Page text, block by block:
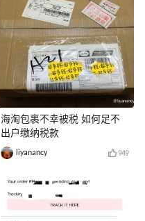
海淘包裹不幸被税 如何足不
出户缴纳税款
liyanancy 949